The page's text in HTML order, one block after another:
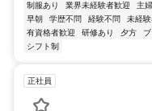
制服あり 業界未経験者歓迎 主
早朝
学歴不問 経験不問 未経
有資格者歓迎
研修あり 夕方
シフト制
正社員